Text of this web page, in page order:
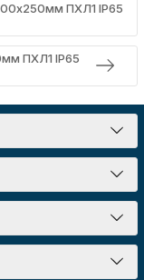
ПХЛ1 IP65
ПХЛ1 IP65